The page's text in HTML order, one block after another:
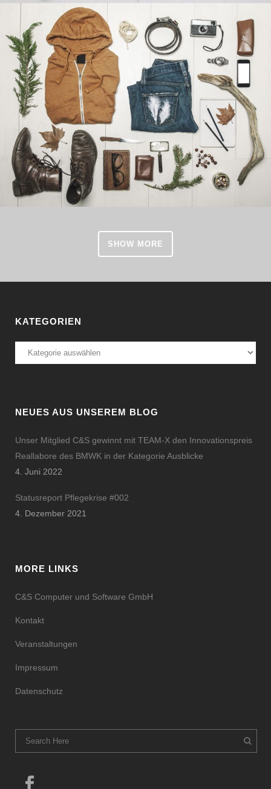
SHOW MORE
KATEGORIEN
Kategorien
NEUES AUS UNSEREM BLOG
Unser Mitglied C&S gewinnt mit TEAM-X den Innovationspreis
Reallabore des BMWK in der Kategorie Ausblicke
4. Juni 2022
Statusreport Pflegekrise #002
4. Dezember 2021
MORE LINKS
C&S Computer und Software GmbH
Kontakt
Veranstaltungen
Impressum
Datenschutz